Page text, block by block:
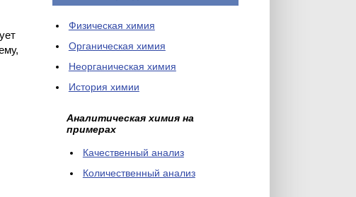
Физическая химия
Органическая химия
Неорганическая химия
История химии
Аналитическая химия на
примерах
Качественный анализ
Количественный анализ